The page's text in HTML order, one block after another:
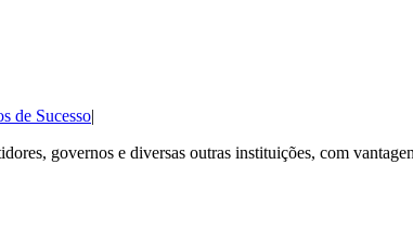
de Sucesso|
governos e diversas outras instituições, com